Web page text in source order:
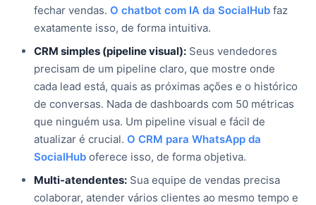
fechar vendas. O chatbot com IA da SocialHub faz
exatamente isso, de forma intuitiva.
CRM simples (pipeline visual): Seus vendedores
precisam de um pipeline claro, que mostre onde
cada lead está, quais as próximas ações e o histórico
de conversas. Nada de dashboards com 50 métricas
que ninguém usa. Um pipeline visual e fácil de
atualizar é crucial. O CRM para WhatsApp da
SocialHub oferece isso, de forma objetiva.
Multi-atendentes: Sua equipe de vendas precisa
colaborar, atender vários clientes ao mesmo tempo e